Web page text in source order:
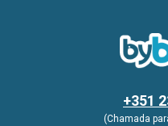
+351
(Chamada